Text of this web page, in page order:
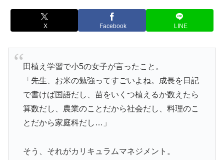
X Facebook LINE
田植え学習で小5の女子が言ったこと。
「先生、お米の勉強ってすごいよね。成長を日記
で書けば国語だし、苗をいくつ植えるか数えたら
算数だし、農業のことだから社会だし、料理のこ
とだから家庭科だし…」
そう、それがカリキュラムマネジメント。